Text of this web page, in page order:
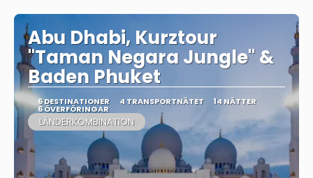
Abu Dhabi, Kurztour
"Taman Negara Jungle" &
Baden Phuket
6 DESTINATIONER 4 TRANSPORTNÄTET 14 NÄTTER
6 ÖVERFÖRINGAR
LÄNDERKOMBINATION